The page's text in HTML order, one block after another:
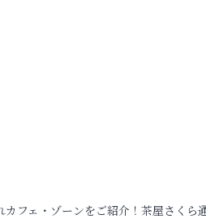
フェ・ゾーンをご紹介！茶屋さくら